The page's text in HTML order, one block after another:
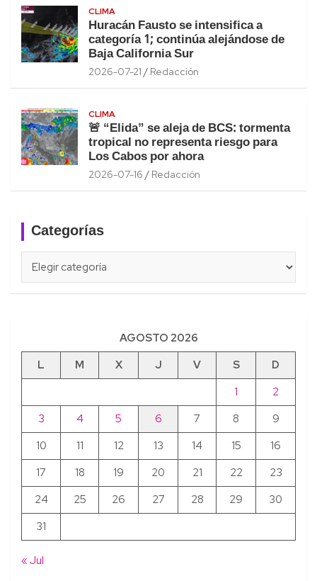
CLIMA
Huracán Fausto se intensifica a
categoría 1; continúa alejándose de
Baja California Sur
2026-07-21 Redacción
CLIMA
🚨 “Elida” se aleja de BCS: tormenta
tropical no representa riesgo para
Los Cabos por ahora
2026-07-16 Redacción
Categorías
AGOSTO 2026
L
M X J V S
D
1
2
3
4 5 6 7 8
9
10
11 12 13 14 15
16
17
18 19 20 21 22
23
24
25 26 27 28 29
30
31
« Jul